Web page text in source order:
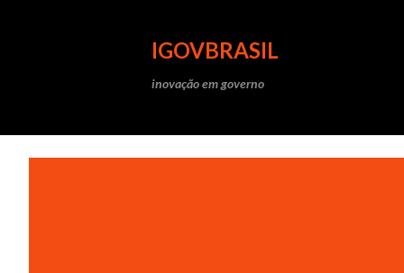
IGOVBRASIL
inovação em governo